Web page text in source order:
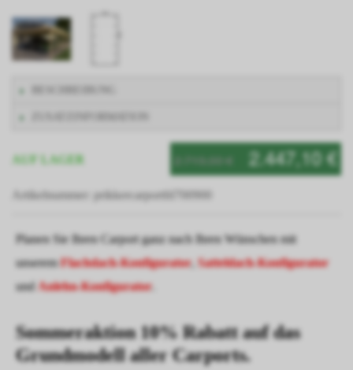
2.719,00 € 2.447,10 €
AUF LAGER
Artikelnummer: prikkercarportfd700900
Planen Sie Ihren Carport ganz nach Ihren Wünschen mit
unseremFlachdach-Konfigurator, Satteldach-Konfigurator
und Anlehn-Konfigurator
Sommeraktion 10% Rabatt auf das
Grundmodell aller Carports.